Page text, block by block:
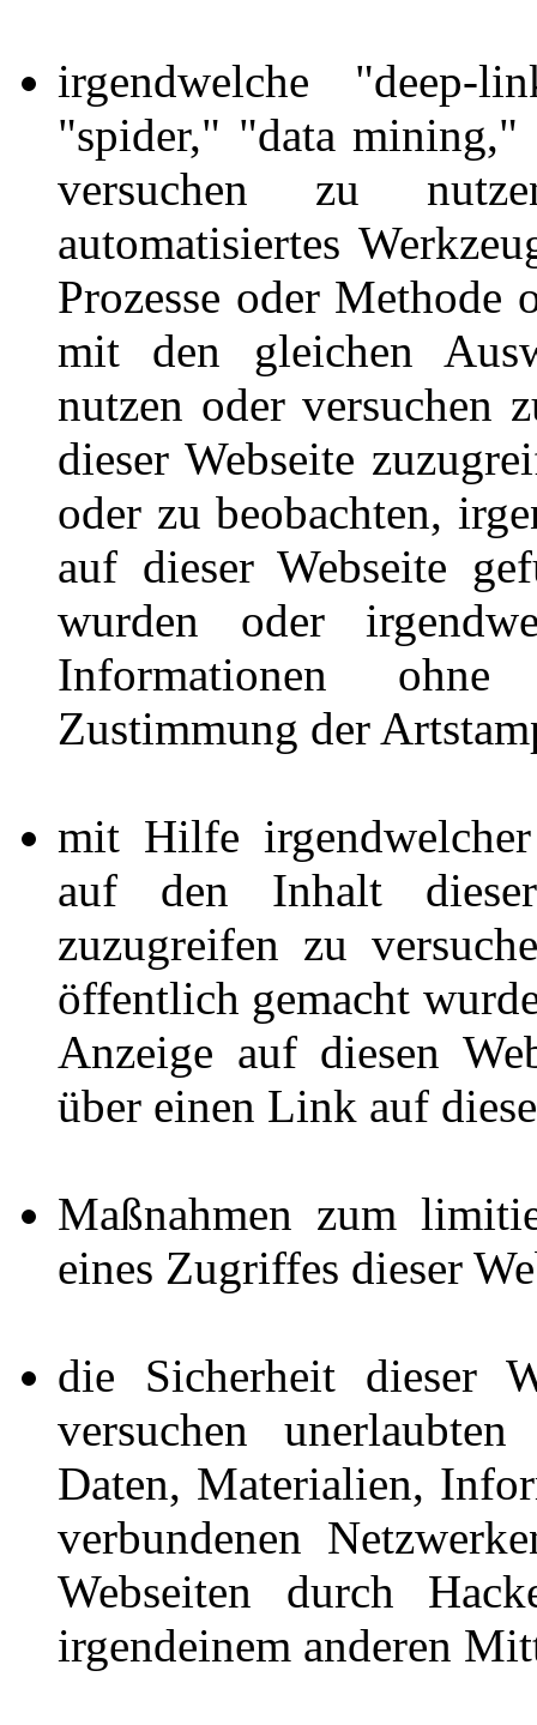
irgendwelche "deep-
"spider," "data mining,"
versuchen zu
automatisiertes
Prozesse oder Methode
mit den gleichen
nutzen oder versuchen
dieser Webseite
oder zu beobachten,
auf dieser Webseite
wurden oder
Informationen
Zustimmung der
mit Hilfe
auf den Inhalt
zuzugreifen zu
öffentlich gemacht
Anzeige auf diesen
über einen Link auf
Maßnahmen zum
eines Zugriffes dieser
die Sicherheit dieser
versuchen
Daten, Materialien,
verbundenen
Webseiten durch
irgendeinem anderen